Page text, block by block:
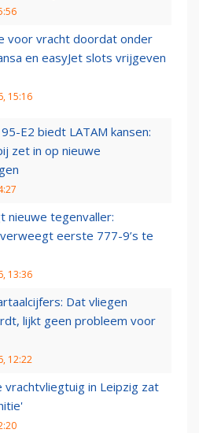
voor vracht doordat onder
en easyJet slots vrijgeven
15:16
E2 biedt LATAM kansen:
zet in op nieuwe
nieuwe tegenvaller:
eerste 777-9’s te
13:36
Dat vliegen
lijkt geen probleem voor
12:22
vrachtvliegtuig in Leipzig zat